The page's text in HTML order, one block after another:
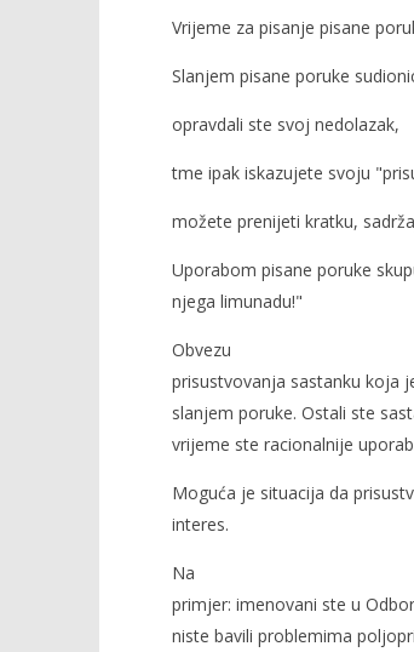
Vrijeme za pisanje pisane
Slanjem pisane poruke
opravdali ste svoj nedolazak,
tme ipak iskazujete svoju
možete prenijeti kratku,
Uporabom pisane poruke
njega limunadu!"
Obvezu
prisustvovanja sastanku koja
slanjem poruke. Ostali ste
vrijeme ste racionalnije
Moguća je situacija da
interes.
Na
primjer: imenovani ste u
niste bavili problemima